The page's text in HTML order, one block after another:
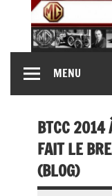
content
MENU
BTCC 2014
FAIT LE
(BLOG)